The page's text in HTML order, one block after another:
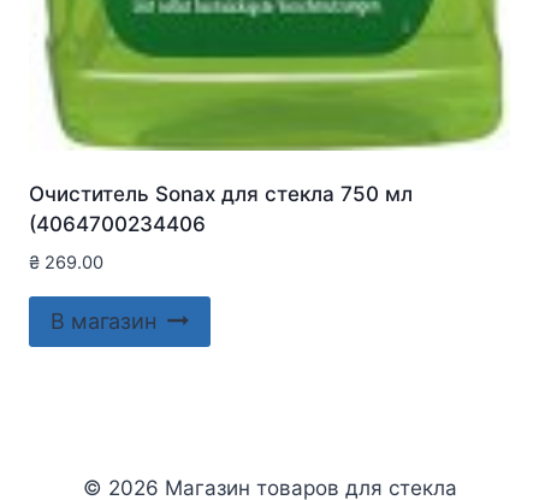
Очиститель Sonax для стекла 750 мл
(4064700234406
₴ 269.00
В магазин
© 2026 Магазин товаров для стекла